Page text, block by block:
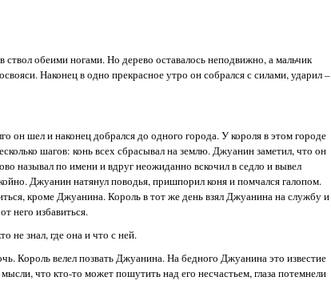
обеими ногами. Но дерево оставалось неподвижно, а мальчик
Наконец в одно прекрасное утро он собрался с силами, ударил –
шел и наконец добрался до одного города. У короля в этом городе
шагов: конь всех сбрасывал на землю. Джуанин заметил, что он
называл по имени и вдруг неожиданно вскочил в седло и вывел
Джуанин натянул поводья, пришпорил коня и помчался галопом.
кроме Джуанина. Король в тот же день взял Джуанина на службу и
него избавиться.
не знал, где она и что с ней.
Король велел позвать Джуанина. На бедного Джуанина это известие
что кто-то может пошутить над его несчастьем, глаза потемнели